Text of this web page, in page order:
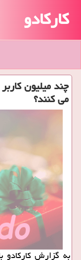
کارکادو
چند میلیون
می کنند؟